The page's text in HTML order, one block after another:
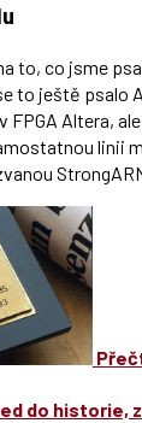
to, co jsme
to ještě psalo
FPGA Altera,
linii
do historie,